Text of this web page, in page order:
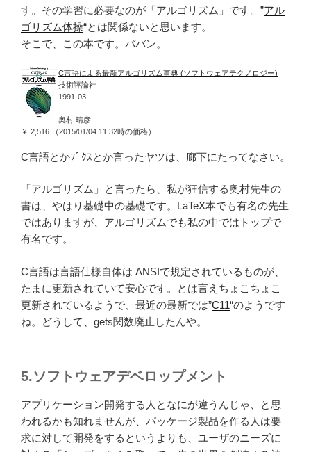
す。その学習に必要なのが「アルゴリズム」です。”アル
ゴリズム体操“とは関係ないと思います。
そこで、この本です。ババン。
C言語による最新アルゴリズム事典 (ソフトウェアテクノロジー)
技術評論社
1991-03
奥村 晴彦
￥ 2,516 （2015/01/04 11:32時の価格）
C言語とかﾌﾟｸｽとか言ったヤツは、廊下にたってなさい。
「アルゴリズム」と言ったら、私が狂信する奥村先生の
書は、やはり基礎中の基礎です。LaTeX本でも有名の先生
ではありますが、アルゴリズムでも私の中ではトップで
有名です。
C言語は言語仕様自体は ANSIで規定されているものが、
たまに更新されていて安心です。とは言えちょこちょこ
更新されているようで、最近の最新では”C11“のようです
ね。どうして、gets関数廃止したんや。
5.ソフトウェアデベロップメント
アプリケーション開発する人となにが違うんじゃ、と思
われるかも知れませんが、パッケージ製品を作る人は要
求に対して開発をするというよりも、ユーザのニーズに